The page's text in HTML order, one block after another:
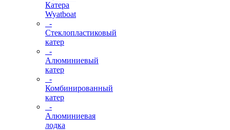
Катера
Wyatboat
-
Cтеклопластиковый
катер
-
Алюминиевый
катер
-
Комбинированный
катер
-
Алюминиевая
лодка